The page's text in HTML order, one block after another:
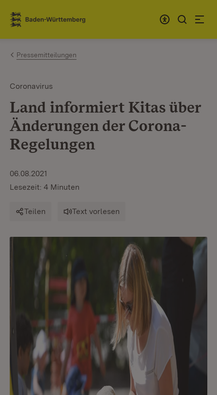
Zum Inhalt springen
Link zur Startseite
Pressemitteilungen
Coronavirus
Land informiert Kitas über
Änderungen der Corona-
Regelungen
06.08.2021
Lesezeit: 4 Minuten
Teilen Text vorlesen